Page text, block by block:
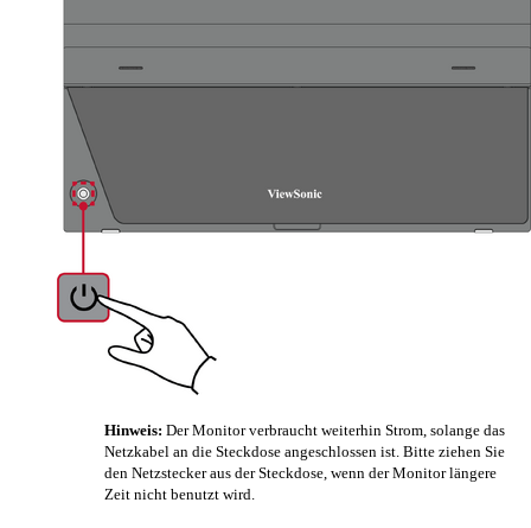
Hinweis: Der Monitor verbraucht weiterhin Strom, solange das
Netzkabel an die Steckdose angeschlossen ist. Bitte ziehen Sie
den Netzstecker aus der Steckdose, wenn der Monitor längere
Zeit nicht benutzt wird.